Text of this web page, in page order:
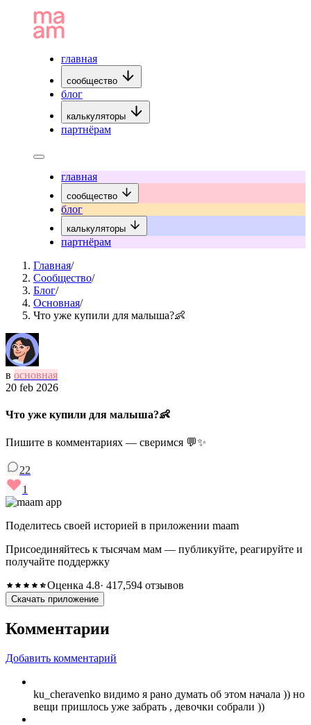
главная
сообщество
блог
калькуляторы
партнёрам
главная
сообщество
блог
калькуляторы
партнёрам
Главная/
Сообщество/
Блог/
Основная/
Что уже купили для малыша?👶
в основная
20 feb 2026
Что уже купили для малыша?👶
Пишите в комментариях — сверимся 💬✨
22
1
Поделитесь своей историей в приложении maam
Присоединяйтесь к тысячам мам — публикуйте, реагируйте и
получайте поддержку
Оценка 4.8· 417,594 отзывов
Скачать приложение
Комментарии
Добавить комментарий
ku_cheravenko видимо я рано думать об этом начала )) но
вещи пришлось уже забрать , девочки собрали ))